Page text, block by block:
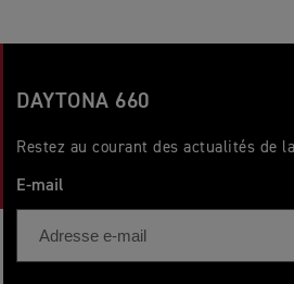
DAYTONA 660
Restez au courant des actualités de
E-mail